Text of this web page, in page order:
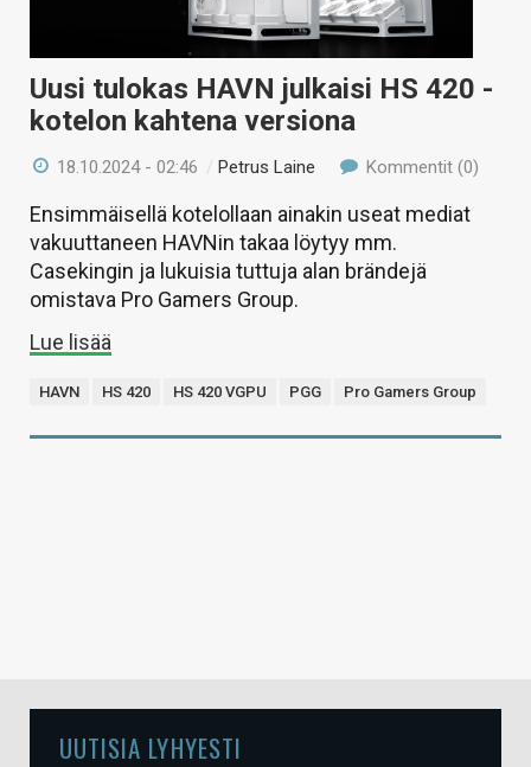
HAKU
Uusi tulokas HAVN julkaisi HS 420 -
kotelon kahtena versiona
18.10.2024 - 02:46 /Petrus Laine Kommentit (0)
Ensimmäisellä kotelollaan ainakin useat mediat
vakuuttaneen HAVNin takaa löytyy mm.
Casekingin ja lukuisia tuttuja alan brändejä
omistava Pro Gamers Group.
Lue lisää
HAVN HS 420 HS 420 VGPU PGG Pro Gamers Group
UUTISIA LYHYESTI